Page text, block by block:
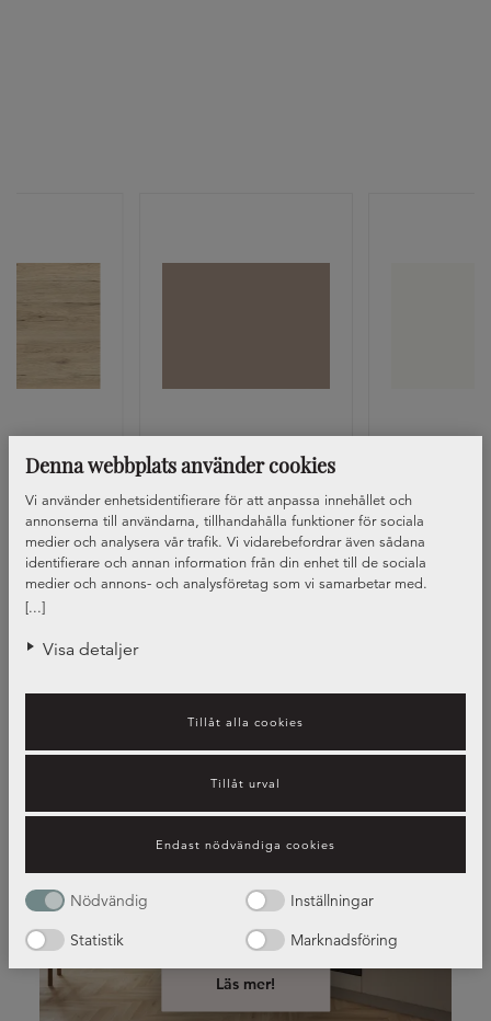
Denna webbplats använder cookies
[...]
Vi använder enhetsidentifierare för att anpassa innehållet och
annonserna till användarna, tillhandahålla funktioner för sociala
medier och analysera vår trafik. Vi vidarebefordrar även sådana
identifierare och annan information från din enhet till de sociala
medier och annons- och analysföretag som vi samarbetar med.
Dessa kan i sin tur kombinera informationen med annan information
använt deras tjänster.
Visa detaljer
Tillåt alla cookies
Tillåt urval
Endast nödvändiga cookies
Nödvändig
Inställningar
Statistik
Marknadsföring
Guide – bänkskivors olika
egenskaper
Läs mer!